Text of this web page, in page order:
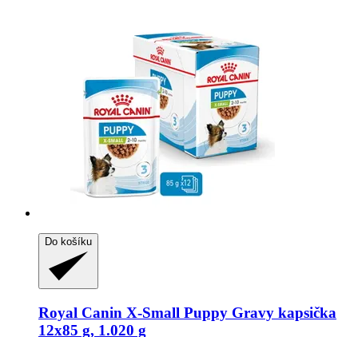
Do košíku
Royal Canin X-​Small Puppy Gravy kapsička
12x85 g, 1.020 g